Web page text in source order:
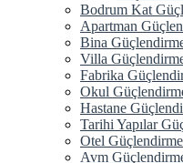
Bodrum Kat
Apartman
Bina
Villa
Fabrika
Okul
Hastane
Tarihi Yapılar
Otel Güçlendirme
Avm